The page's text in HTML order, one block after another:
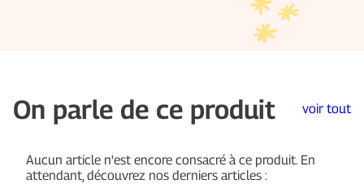
On parle de ce produit voir tout
Aucun article n'est encore consacré à ce produit. En
attendant, découvrez nos derniers articles :